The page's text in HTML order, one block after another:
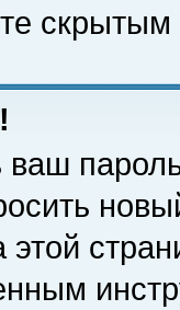
скрытым
ваш
этой